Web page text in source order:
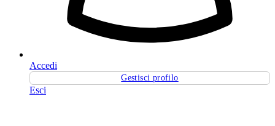
Accedi
Gestisci profilo
Esci